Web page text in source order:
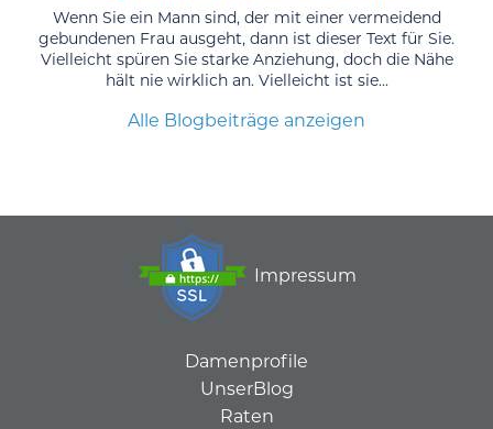
Wenn Sie ein Mann sind, der mit einer vermeidend
gebundenen Frau ausgeht, dann ist dieser Text für Sie.
Vielleicht spüren Sie starke Anziehung, doch die Nähe
hält nie wirklich an. Vielleicht ist sie...
Alle Blogbeiträge anzeigen
Impressum
Damenprofile
UnserBlog
Raten